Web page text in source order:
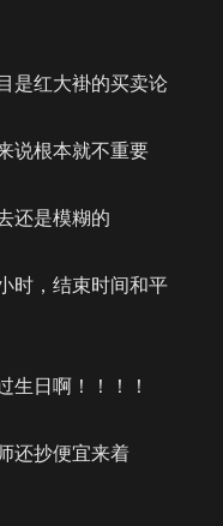
是红大褂的买卖论
说根本就不重要
还是模糊的
时，结束时间和平
生日啊！！！！
还抄便宜来着